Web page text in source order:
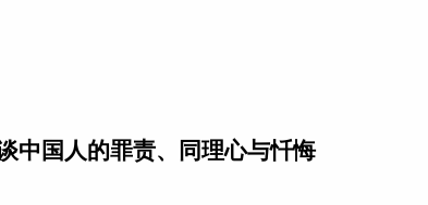
中国人的罪责、同理心与忏悔